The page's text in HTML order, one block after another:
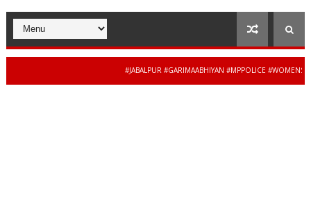
#JABALPUR #GARIMAABHIYAN #MPPOLICE #WOMENSAFETY